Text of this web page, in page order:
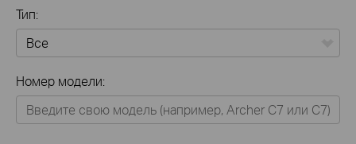
Тип:
Для дома
Умный дом
Номер модели: